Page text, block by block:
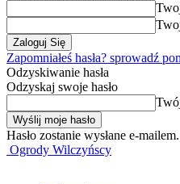
Zapomniałeś hasła? sprowadź
Odzyskiwanie hasła
Odzyskaj swoje hasło
Hasło zostanie wysłane e-mailem.
Ogrody Wilczyńscy